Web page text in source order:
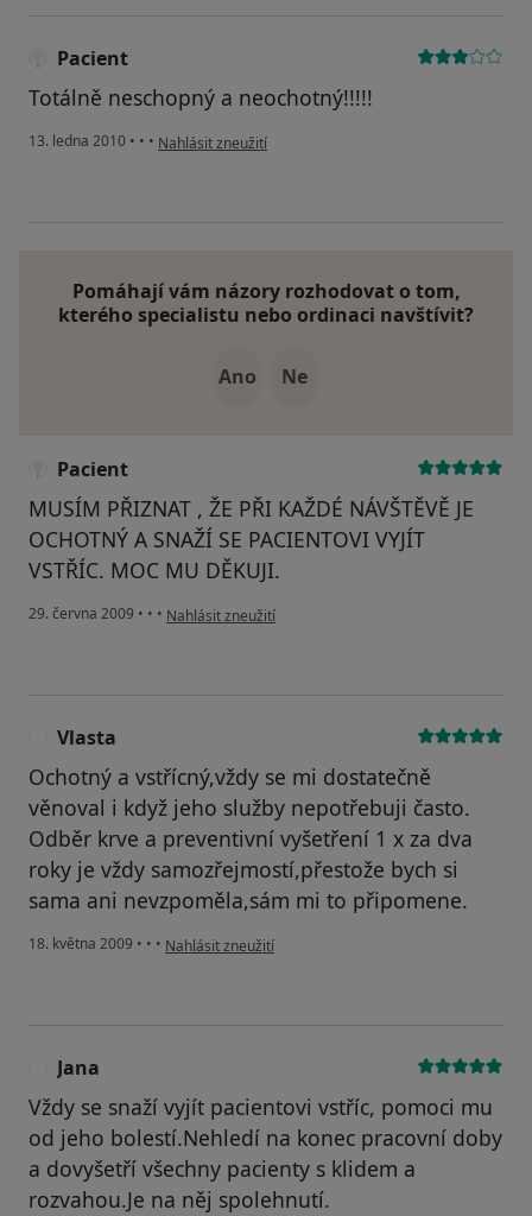
Pacient
Totálně neschopný a neochotný!!!!!
13. ledna 2010 • • • podle názoru uživatele Pacient
Nahlásit zneužití
Pomáhají vám názory rozhodovat o tom,
kterého specialistu nebo ordinaci navštívit?
Ano Ne
Pacient
MUSÍM PŘIZNAT , ŽE PŘI KAŽDÉ NÁVŠTĚVĚ JE
OCHOTNÝ A SNAŽÍ SE PACIENTOVI VYJÍT
VSTŘÍC. MOC MU DĚKUJI.
29. června 2009 • • • podle názoru uživatele Pacient
Nahlásit zneužití
Vlasta
Ochotný a vstřícný,vždy se mi dostatečně
věnoval i když jeho služby nepotřebuji často.
Odběr krve a preventivní vyšetření 1 x za dva
roky je vždy samozřejmostí,přestože bych si
sama ani nevzpoměla,sám mi to připomene.
18. května 2009 • • • podle názoru uživatele Vlasta
Nahlásit zneužití
Jana
Vždy se snaží vyjít pacientovi vstříc, pomoci mu
od jeho bolestí.Nehledí na konec pracovní doby
a dovyšetří všechny pacienty s klidem a
rozvahou.Je na něj spolehnutí.